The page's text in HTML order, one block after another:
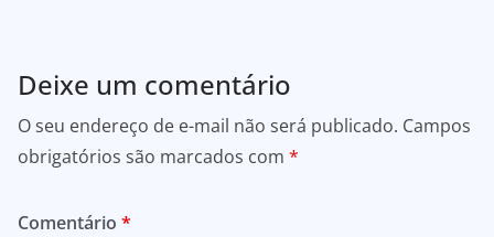
Deixe um comentário
O seu endereço de e-mail não será publicado. Campos
obrigatórios são marcados com *
Comentário *